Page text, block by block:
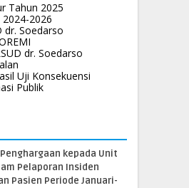
Tahun 2025
2026
dr. Soedarso
dr. Soedarso
Uji Konsekuensi
Publik
kepada Unit
Pelaporan Insiden
Pasien Periode Januari-